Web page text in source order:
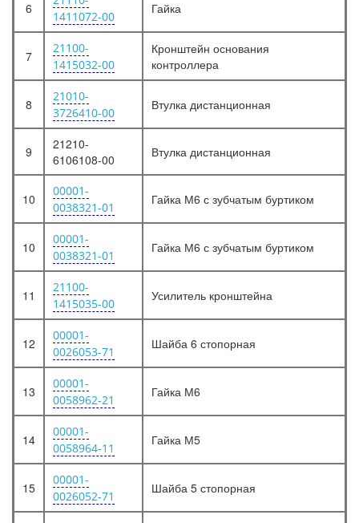
6
1411072-00
Гайка
7
21100-
1415032-00
Кронштейн основания
контроллера
8
21010-
3726410-00
Втулка дистанционная
9
21210-
6106108-00
Втулка дистанционная
10
00001-
0038321-01
Гайка М6 с зубчатым буртиком
10
00001-
0038321-01
Гайка М6 с зубчатым буртиком
11
21100-
1415035-00
Усилитель кронштейна
12
00001-
0026053-71
Шайба 6 стопорная
13
00001-
0058962-21
Гайка М6
14
00001-
0058964-11
Гайка М5
15
00001-
0026052-71
Шайба 5 стопорная